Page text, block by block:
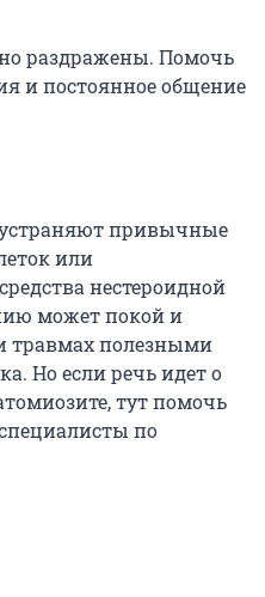
раздражены. Помочь
и постоянное общение
привычные
или
нестероидной
может покой и
травмах полезными
Но если речь идет о
тут помочь
по